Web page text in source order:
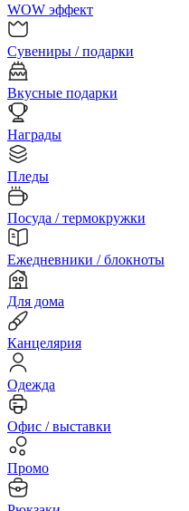
WOW эффект
Сувениры / подарки
Вкусные подарки
Награды
Пледы
Посуда / термокружки
Ежедневники / блокноты
Для дома
Канцелярия
Одежда
Офис / выставки
Промо